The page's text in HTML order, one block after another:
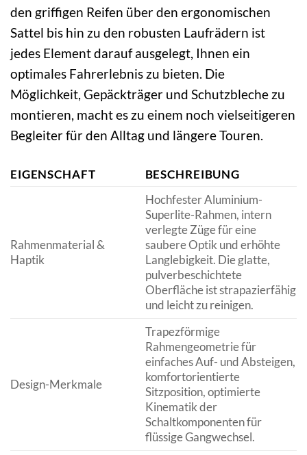
den griffigen Reifen über den ergonomischen
Sattel bis hin zu den robusten Laufrädern ist
jedes Element darauf ausgelegt, Ihnen ein
optimales Fahrerlebnis zu bieten. Die
Möglichkeit, Gepäckträger und Schutzbleche zu
montieren, macht es zu einem noch vielseitigeren
Begleiter für den Alltag und längere Touren.
EIGENSCHAFT BESCHREIBUNG
Rahmenmaterial &
Haptik
Hochfester Aluminium-
Superlite-Rahmen, intern
verlegte Züge für eine
saubere Optik und erhöhte
Langlebigkeit. Die glatte,
pulverbeschichtete
Oberfläche ist strapazierfähig
und leicht zu reinigen.
Design-Merkmale
Trapezförmige
Rahmengeometrie für
einfaches Auf- und Absteigen,
komfortorientierte
Sitzposition, optimierte
Kinematik der
Schaltkomponenten für
flüssige Gangwechsel.